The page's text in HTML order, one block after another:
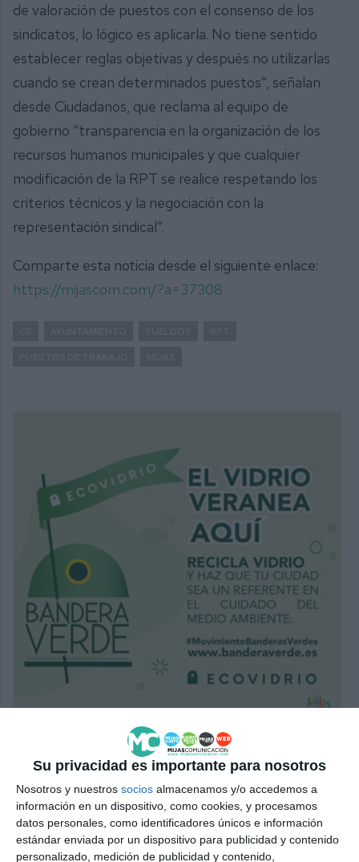
Su privacidad es importante para nosotros
Nosotros y nuestros socios almacenamos y/o accedemos a
información en un dispositivo, como cookies, y procesamos
datos personales, como identificadores únicos e información
estándar enviada por un dispositivo para publicidad y contenido
personalizado, medición de publicidad y contenido,
de valoración de puestos con el consenso de los
sindicatos, lo lógico es aplicarla. No tiene sentido
establecer reglas objetivas y después no utilizarlas
cuando se crean determinados puestos”, señalan
desde Ciudadanos, que reclama al equipo de
gobierno “transparencia en la organización de los
recursos humanos municipales y que cualquier
modificación de la RPT se realice respetando los
criterios técnicos y la negociación con la
representación sindical”.
Comparte esta noticia desde el siguiente enlace:
https://mijascom.com/?a=37308